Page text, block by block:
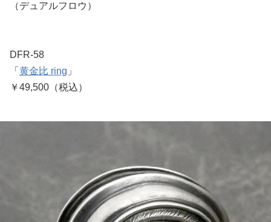
（デュアルフロウ）
DFR-58
「 黄金比 ring 」
￥49,500（税込）